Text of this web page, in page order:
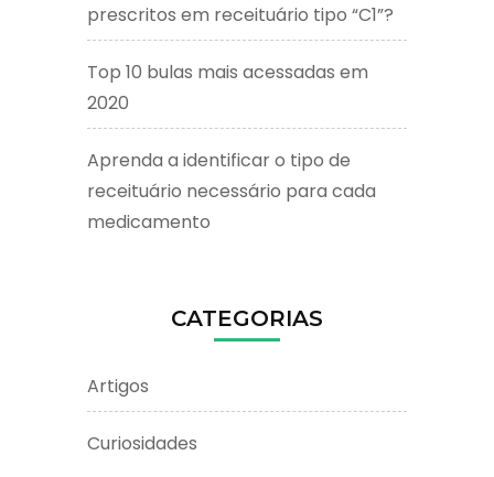
prescritos em receituário tipo “C1”?
Top 10 bulas mais acessadas em
2020
Aprenda a identificar o tipo de
receituário necessário para cada
medicamento
CATEGORIAS
Artigos
Curiosidades